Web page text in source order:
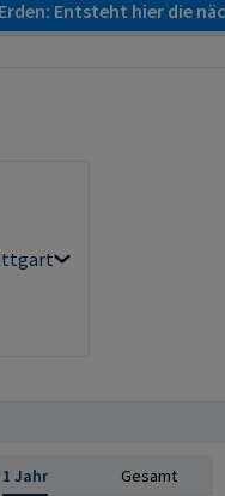
Entsteht hier die
1 Jahr Gesamt